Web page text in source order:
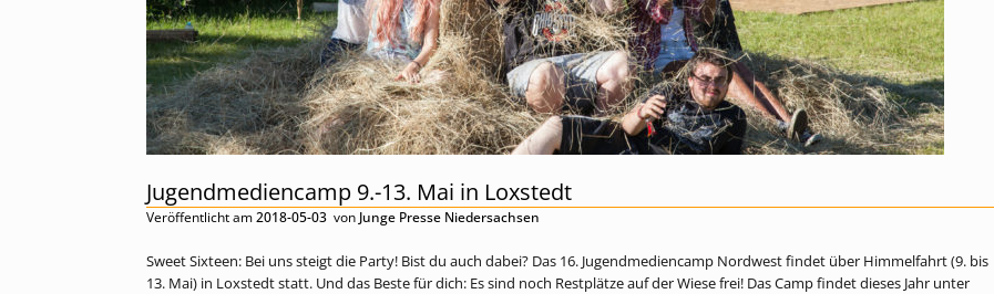
Jugendmediencamp 9.-13. Mai in Loxstedt
Veröffentlicht am2018-05-03 von Junge Presse Niedersachsen
Sweet Sixteen: Bei uns steigt die Party! Bist du auch dabei? Das 16. Jugendmediencamp Nordwest findet über Himmelfahrt (9. bis
13. Mai) in Loxstedt statt. Und das Beste für dich: Es sind noch Restplätze auf der Wiese frei! Das Camp findet dieses Jahr unter